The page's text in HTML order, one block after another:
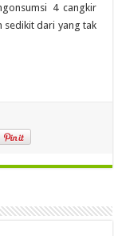
4 cangkir
sedikit dari yang tak